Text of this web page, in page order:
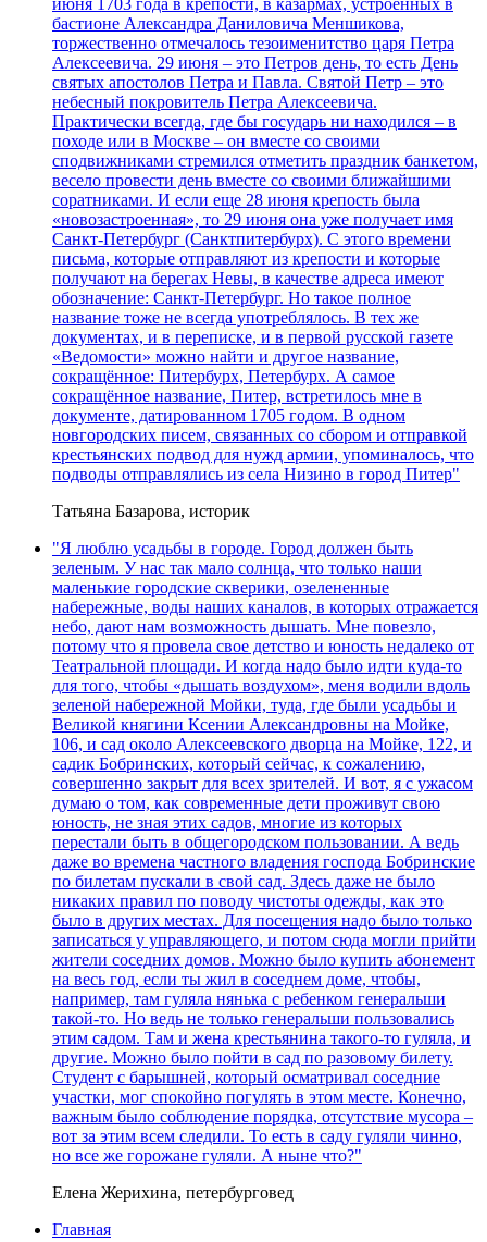
июня 1703 года в крепости, в казармах, устроенных в
бастионе Александра Даниловича Меншикова,
торжественно отмечалось тезоименитство царя Петра
Алексеевича. 29 июня – это Петров день, то есть День
святых апостолов Петра и Павла. Святой Петр – это
небесный покровитель Петра Алексеевича.
Практически всегда, где бы государь ни находился – в
походе или в Москве – он вместе со своими
сподвижниками стремился отметить праздник банкетом,
весело провести день вместе со своими ближайшими
соратниками. И если еще 28 июня крепость была
«новозастроенная», то 29 июня она уже получает имя
Санкт-Петербург (Санктпитербурх). С этого времени
письма, которые отправляют из крепости и которые
получают на берегах Невы, в качестве адреса имеют
обозначение: Санкт-Петербург. Но такое полное
название тоже не всегда употреблялось. В тех же
документах, и в переписке, и в первой русской газете
«Ведомости» можно найти и другое название,
сокращённое: Питербурх, Петербурх. А самое
сокращённое название, Питер, встретилось мне в
документе, датированном 1705 годом. В одном
новгородских писем, связанных со сбором и отправкой
крестьянских подвод для нужд армии, упоминалось, что
подводы отправлялись из села Низино в город Питер"
Татьяна Базарова, историк
"Я люблю усадьбы в городе. Город должен быть
зеленым. У нас так мало солнца, что только наши
маленькие городские скверики, озелененные
набережные, воды наших каналов, в которых отражается
небо, дают нам возможность дышать. Мне повезло,
потому что я провела свое детство и юность недалеко от
Театральной площади. И когда надо было идти куда-то
для того, чтобы «дышать воздухом», меня водили вдоль
зеленой набережной Мойки, туда, где были усадьбы и
Великой княгини Ксении Александровны на Мойке,
106, и сад около Алексеевского дворца на Мойке, 122, и
садик Бобринских, который сейчас, к сожалению,
совершенно закрыт для всех зрителей. И вот, я с ужасом
думаю о том, как современные дети проживут свою
юность, не зная этих садов, многие из которых
перестали быть в общегородском пользовании. А ведь
даже во времена частного владения господа Бобринские
по билетам пускали в свой сад. Здесь даже не было
никаких правил по поводу чистоты одежды, как это
было в других местах. Для посещения надо было только
записаться у управляющего, и потом сюда могли прийти
жители соседних домов. Можно было купить абонемент
на весь год, если ты жил в соседнем доме, чтобы,
например, там гуляла нянька с ребенком генеральши
такой-то. Но ведь не только генеральши пользовались
этим садом. Там и жена крестьянина такого-то гуляла, и
другие. Можно было пойти в сад по разовому билету.
Студент с барышней, который осматривал соседние
участки, мог спокойно погулять в этом месте. Конечно,
важным было соблюдение порядка, отсутствие мусора –
вот за этим всем следили. То есть в саду гуляли чинно,
но все же горожане гуляли. А ныне что?"
Елена Жерихина, петербурговед
Главная